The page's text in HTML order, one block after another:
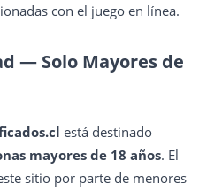
con el juego en línea.
— Solo Mayores de
está destinado
mayores de 18 años. El
sitio por parte de menores